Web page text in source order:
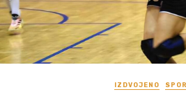
IZDVOJENO